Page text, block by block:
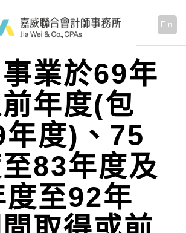
En
業於69年
年度(包
年度)、75
83年度及
至92年